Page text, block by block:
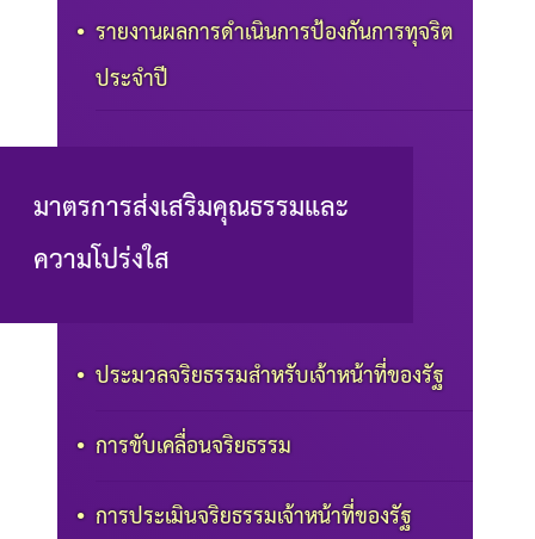
รายงานผลการดำเนินการป้องกันการทุจริต
ประจำปี
มาตรการส่งเสริมคุณธรรมและ
ความโปร่งใส
ประมวลจริยธรรมสำหรับเจ้าหน้าที่ของรัฐ
การขับเคลื่อนจริยธรรม
การประเมินจริยธรรมเจ้าหน้าที่ของรัฐ